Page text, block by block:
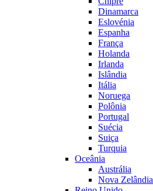
Dinamarca
Eslovénia
Espanha
França
Holanda
Irlanda
Islândia
Itália
Noruega
Polônia
Portugal
Suécia
Suiça
Turquia
Oceânia
Austrália
Nova Zelândia